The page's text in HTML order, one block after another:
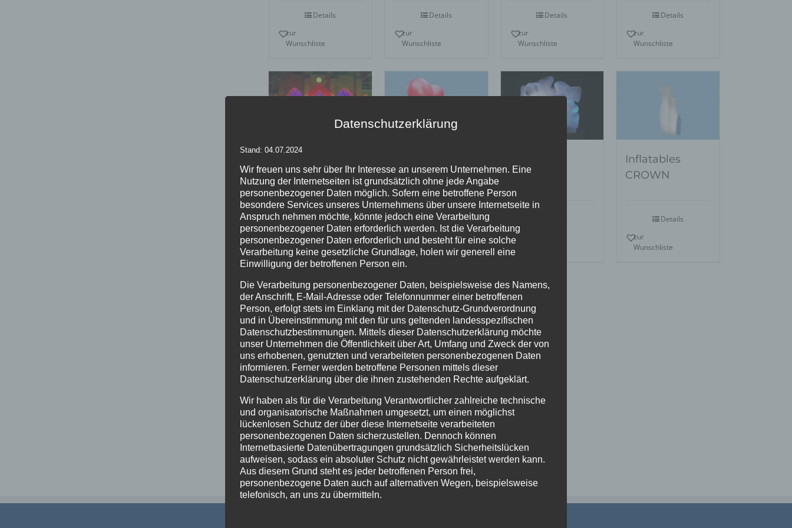
Details
zur
Wunschliste
Details
zur
Wunschliste
Details
zur
Wunschliste
Details
zur
Wunschliste
AIRPAVILLON
Details
zur
Wunschliste
FLYING HEART
Details
zur
Wunschliste
AIRFORM
zur
Inflatables
CROWN
Details
zur
Wunschliste
Inflatables FIR
Details
zur
Wunschliste
Inflatables
WHITE TREE
Details
zur
Wunschliste
Datenschutzerklärung
Stand: 04.07.2024
Wir freuen uns sehr über Ihr Interesse an unserem Unternehmen. Eine
Nutzung der Internetseiten ist grundsätzlich ohne jede Angabe
personenbezogener Daten möglich. Sofern eine betroffene Person
besondere Services unseres Unternehmens über unsere Internetseite in
Anspruch nehmen möchte, könnte jedoch eine Verarbeitung
personenbezogener Daten erforderlich werden. Ist die Verarbeitung
personenbezogener Daten erforderlich und besteht für eine solche
Verarbeitung keine gesetzliche Grundlage, holen wir generell eine
Einwilligung der betroffenen Person ein.
Die Verarbeitung personenbezogener Daten, beispielsweise des Namens,
der Anschrift, E-Mail-Adresse oder Telefonnummer einer betroffenen
Person, erfolgt stets im Einklang mit der Datenschutz-Grundverordnung
und in Übereinstimmung mit den für uns geltenden landesspezifischen
Datenschutzbestimmungen. Mittels dieser Datenschutzerklärung möchte
unser Unternehmen die Öffentlichkeit über Art, Umfang und Zweck der von
uns erhobenen, genutzten und verarbeiteten personenbezogenen Daten
informieren. Ferner werden betroffene Personen mittels dieser
Datenschutzerklärung über die ihnen zustehenden Rechte aufgeklärt.
Wir haben als für die Verarbeitung Verantwortlicher zahlreiche technische
und organisatorische Maßnahmen umgesetzt, um einen möglichst
lückenlosen Schutz der über diese Internetseite verarbeiteten
personenbezogenen Daten sicherzustellen. Dennoch können
Internetbasierte Datenübertragungen grundsätzlich Sicherheitslücken
aufweisen, sodass ein absoluter Schutz nicht gewährleistet werden kann.
Aus diesem Grund steht es jeder betroffenen Person frei,
personenbezogene Daten auch auf alternativen Wegen, beispielsweise
telefonisch, an uns zu übermitteln.